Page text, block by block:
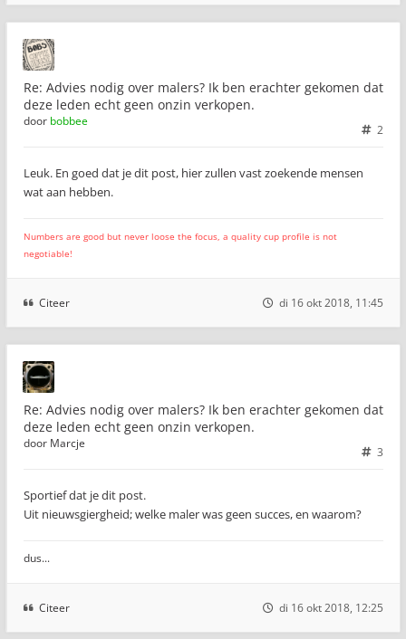
Re: Advies nodig over malers? Ik ben erachter gekomen dat
deze leden echt geen onzin verkopen.
2
door bobbee
Leuk. En goed dat je dit post, hier zullen vast zoekende mensen
wat aan hebben.
Numbers are good but never loose the focus, a quality cup profile is not
negotiable!
Citeer di 16 okt 2018, 11:45
Re: Advies nodig over malers? Ik ben erachter gekomen dat
deze leden echt geen onzin verkopen.
3
door Marcje
Sportief dat je dit post.
Uit nieuwsgiergheid; welke maler was geen succes, en waarom?
dus...
Citeer di 16 okt 2018, 12:25